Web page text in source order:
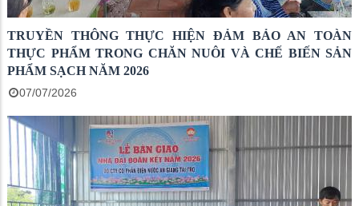
TRUYỀN THÔNG THỰC HIỆN ĐẢM BẢO AN TOÀN
THỰC PHẨM TRONG CHĂN NUÔI VÀ CHẾ BIẾN SẢN
PHẨM SẠCH NĂM 2026
07/07/2026